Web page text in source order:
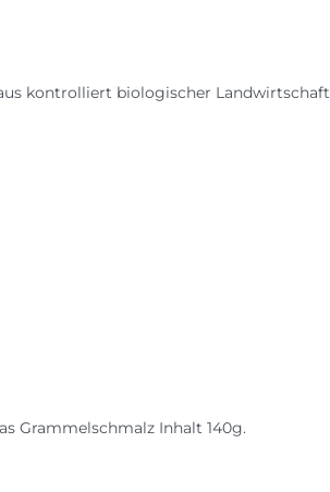
kontrolliert biologischer Landwirtschaft
Grammelschmalz Inhalt 140g.